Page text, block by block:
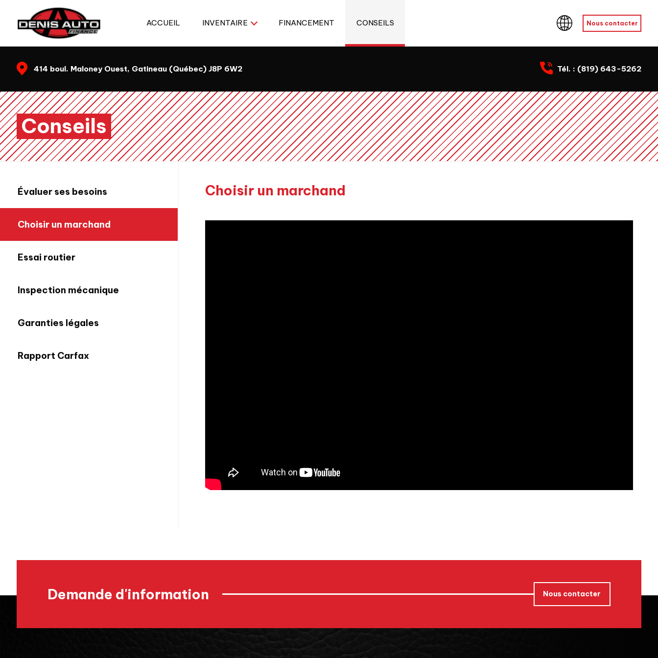
ACCUEIL INVENTAIRE FINANCEMENT CONSEILS Nous contacter
414 boul. Maloney Ouest, Gatineau (Québec) J8P 6W2 Tél. : (819) 643-5262
Conseils
Évaluer ses besoins
Choisir un marchand
Essai routier
Inspection mécanique
Garanties légales
Rapport Carfax
Choisir un marchand
Demande d'information Nous contacter